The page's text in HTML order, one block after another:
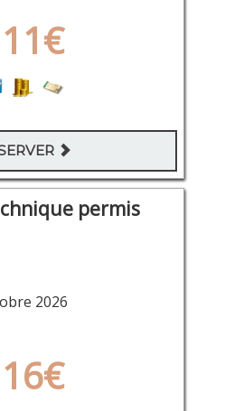
permis
2026